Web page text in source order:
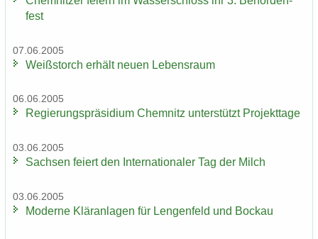
fest
07.06.2005
Weiß­storch er­hält neuen Le­bens­raum
06.06.2005
Re­gie­rungs­prä­si­di­um Chem­nitz un­ter­stützt Pro­jekt­ta­ge
03.06.2005
Sach­sen fei­ert den In­ter­na­tio­na­ler Tag der Milch
03.06.2005
Mo­der­ne Klär­an­la­gen für Len­gen­feld und Bo­ckau